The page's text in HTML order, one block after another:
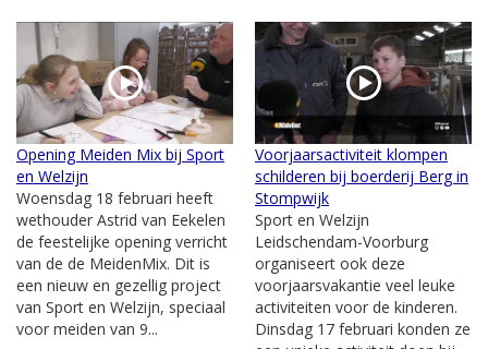
Opening Meiden Mix bij Sport
en Welzijn
Woensdag 18 februari heeft
wethouder Astrid van Eekelen
de feestelijke opening verricht
van de de MeidenMix. Dit is
een nieuw en gezellig project
van Sport en Welzijn, speciaal
voor meiden van 9...
Voorjaarsactiviteit klompen
schilderen bij boerderij Berg in
Stompwijk
Sport en Welzijn
Leidschendam-Voorburg
organiseert ook deze
voorjaarsvakantie veel leuke
activiteiten voor de kinderen.
Dinsdag 17 februari konden ze